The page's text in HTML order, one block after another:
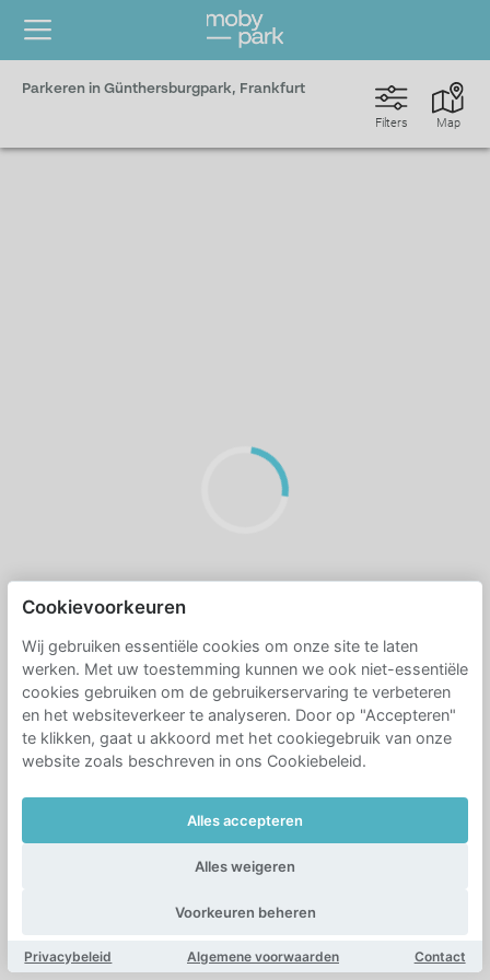
Parkeren in Günthersburgpark, Frankfurt
Map
Filters
Cookievoorkeuren
Wij gebruiken essentiële cookies om onze site te laten
werken. Met uw toestemming kunnen we ook niet-essentiële
cookies gebruiken om de gebruikerservaring te verbeteren
en het websiteverkeer te analyseren. Door op "Accepteren"
te klikken, gaat u akkoord met het cookiegebruik van onze
website zoals beschreven in ons Cookiebeleid.
Alles accepteren
Alles weigeren
Voorkeuren beheren
Privacybeleid Algemene voorwaarden Contact